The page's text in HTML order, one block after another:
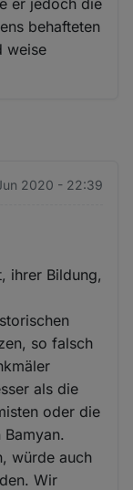
behafteten
weise
2020 - 22:39
ihrer Bildung,
so falsch
als die
oder die
würde auch
Wir